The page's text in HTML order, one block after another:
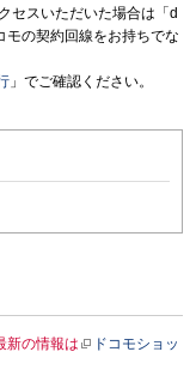
セスいただいた場合は「d
モの契約回線をお持ちでな
」でご確認ください。
新の情報は
ドコモショッ